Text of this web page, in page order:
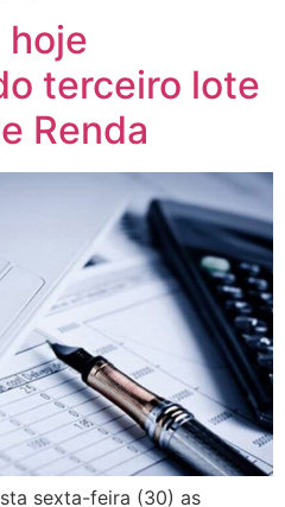
hoje
terceiro lote
Renda
sexta-feira (30) as